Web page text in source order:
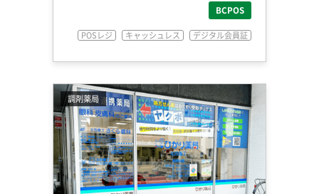
BCPOS
POSレジ キャッシュレス デジタル会員証
調剤薬局